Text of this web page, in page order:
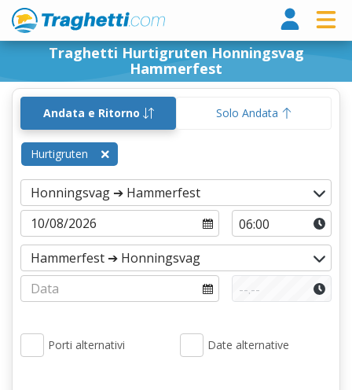
Traghetti Hurtigruten Honningsvag
Hammerfest
Andata e Ritorno Solo Andata
Hurtigruten
Porti alternativi Date alternative